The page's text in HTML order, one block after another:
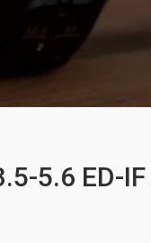
5.6 ED-IF